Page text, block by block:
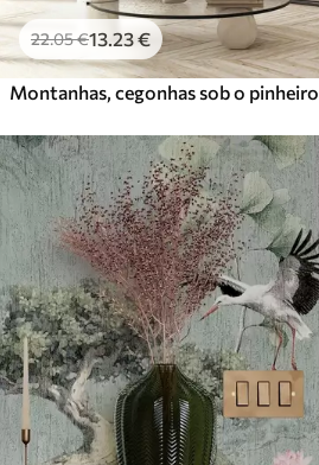
81 .67 49.00€/m²
22.05€13 .23€
Montanhas, cegonhas sob o pinheiro